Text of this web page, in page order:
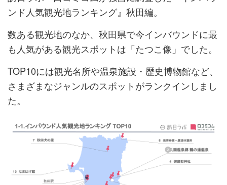
ンド人気観光地ランキング』秋田編。
数ある観光地のなか、秋田県で今インバウンドに最
も人気がある観光スポットは「たつこ像」でした。
TOP10には観光名所や温泉施設・歴史博物館など、
さまざまなジャンルのスポットがランクインしまし
た。